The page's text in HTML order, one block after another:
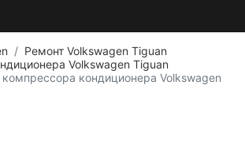
Ремонт Volkswagen Tiguan
Volkswagen Tiguan
кондиционера Volkswagen